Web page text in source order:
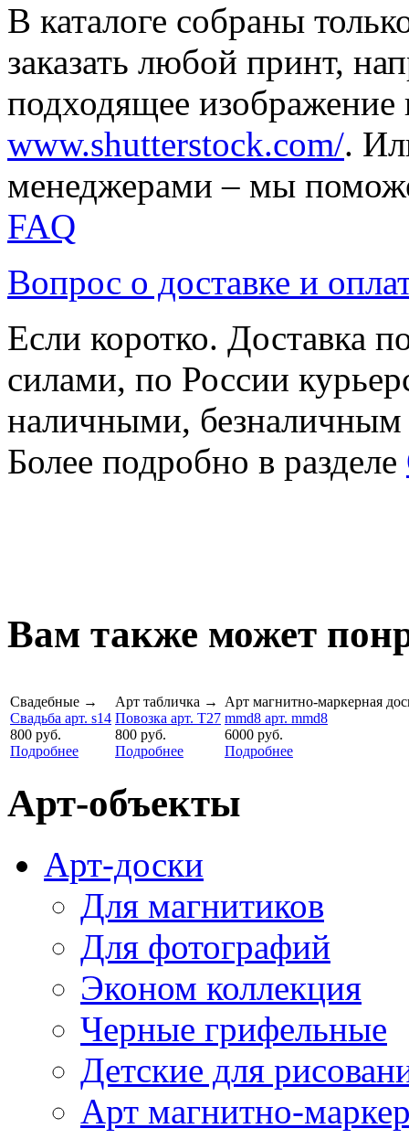
В каталоге собраны
заказать любой принт,
подходящее изображение
www.shutterstock.com/.
менеджерами – мы
FAQ
Вопрос о доставке и
Если коротко. Доставка
силами, по России
наличными,
Более подробно в разделе
Вам также может
Свадебные →
Свадьба арт. s14
800 руб.
Подробнее
Арт табличка →
Повозка арт. T27
800 руб.
Подробнее
Арт магнитно-маркерная
mmd8 арт. mmd8
6000 руб.
Подробнее
Арт-объекты
Арт-доски
Для магнитиков
Для фотографий
Эконом коллекция
Черные грифельные
Детские для
Арт магнитно-